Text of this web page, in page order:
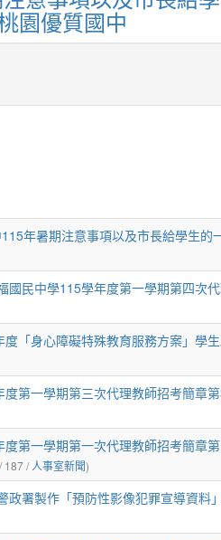
園優質國中
年暑期注意事項以及市長給學生的
國民中學115學年度第一學期第四次
度「身心障礙特殊教育服務方案」學
度第一學期第三次代理教師招考簡章
度第一學期第一次代理教師招考簡章
/ 187 /人事室新聞)
政署製作「預防性影像犯罪宣導資料